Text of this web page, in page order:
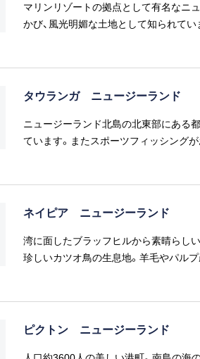
マリンリゾートの拠点として有名なニ
かび、風光明媚な土地として知られて
タウランガ ニュージーランド
ニュージーランド北島の北東部にある
ています。またスポーツフィッシング
ネイピア ニュージーランド
湾に面したブラッフヒルから素晴らし
珍しいカツオ鳥の生息地。羊毛やパルプ
ピクトン ニュージーランド